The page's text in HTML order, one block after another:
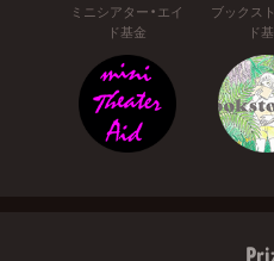
ミニシアター・エイ
ド基金
ブックス
ド